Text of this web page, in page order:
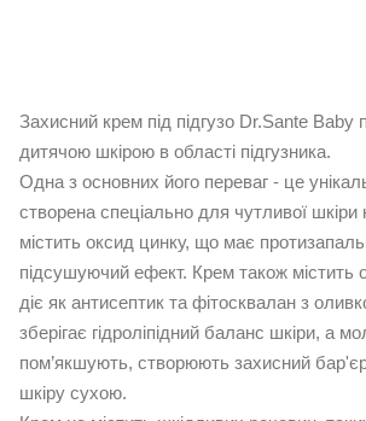
Захисний крем під підгузо Dr.Sante Baby
дитячою шкірою в області підгузника.
Одна з основних його переваг - це
створена спеціально для чутливої
містить оксид цинку, що має
підсушуючий ефект. Крем також містить
діє як антисептик та фітосквалан з
зберігає гідроліпідний баланс шкіри, а
пом’якшують, створюють захисний
шкіру сухою.